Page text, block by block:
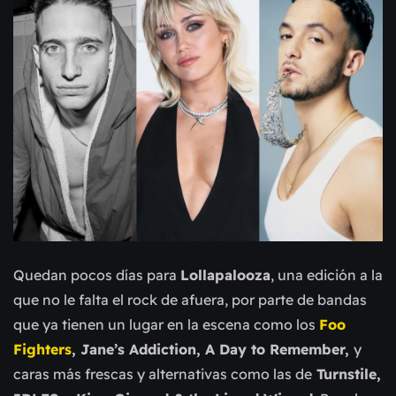
Quedan pocos días para Lollapalooza, una edición a la
que no le falta el rock de afuera, por parte de bandas
que ya tienen un lugar en la escena como los Foo
Fighters, Jane’s Addiction, A Day to Remember, y
caras más frescas y alternativas como las de Turnstile,